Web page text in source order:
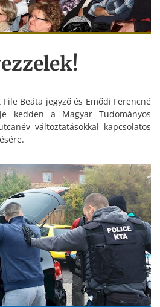
Beáta jegyző és Emődi Ferencné
kedden a Magyar Tudományos
változtatásokkal kapcsolatos